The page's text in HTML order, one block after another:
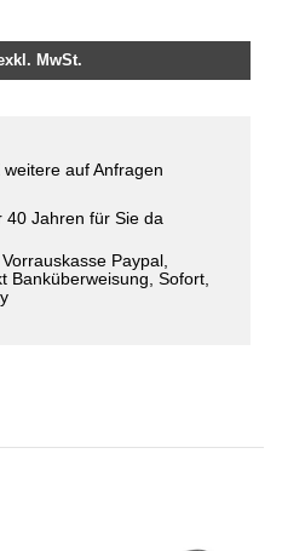
MwSt.
weitere auf Anfragen
40 Jahren für Sie da
Paypal,
Banküberweisung, Sofort,